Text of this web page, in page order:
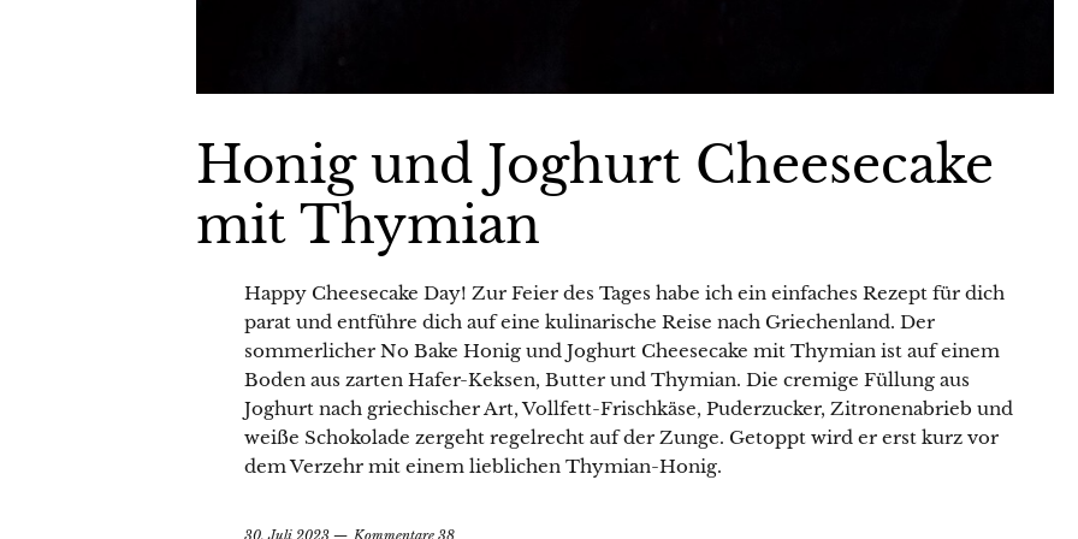
Honig und Joghurt Cheesecake
mit Thymian
Happy Cheesecake Day! Zur Feier des Tages habe ich ein einfaches Rezept für dich
parat und entführe dich auf eine kulinarische Reise nach Griechenland. Der
sommerlicher No Bake Honig und Joghurt Cheesecake mit Thymian ist auf einem
Boden aus zarten Hafer-Keksen, Butter und Thymian. Die cremige Füllung aus
Joghurt nach griechischer Art, Vollfett-Frischkäse, Puderzucker, Zitronenabrieb und
weiße Schokolade zergeht regelrecht auf der Zunge. Getoppt wird er erst kurz vor
dem Verzehr mit einem lieblichen Thymian-Honig.
30. Juli 2023 Kommentare 38